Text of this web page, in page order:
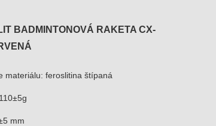
BADMINTONOVÁ RAKETA CX-
materiálu: feroslitina štípaná
mm